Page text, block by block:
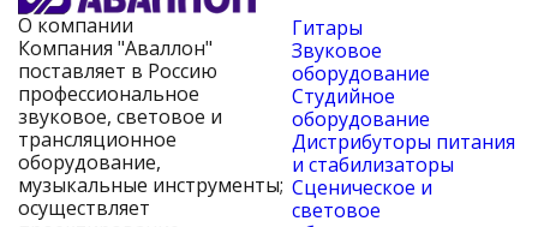
О компании
Компания "Аваллон"
поставляет в Россию
профессиональное
звуковое, световое и
трансляционное
оборудование,
музыкальные инструменты;
осуществляет
Гитары
Звуковое
оборудование
Студийное
оборудование
Дистрибуторы питания
и стабилизаторы
Сценическое и
световое